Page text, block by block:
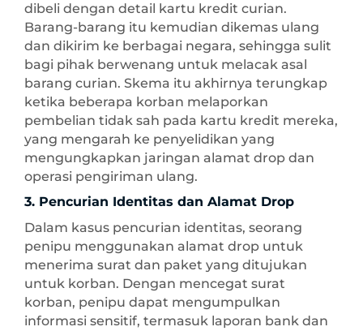
dibeli dengan detail kartu kredit curian.
Barang-barang itu kemudian dikemas ulang
dan dikirim ke berbagai negara, sehingga sulit
bagi pihak berwenang untuk melacak asal
barang curian. Skema itu akhirnya terungkap
ketika beberapa korban melaporkan
pembelian tidak sah pada kartu kredit mereka,
yang mengarah ke penyelidikan yang
mengungkapkan jaringan alamat drop dan
operasi pengiriman ulang.
3. Pencurian Identitas dan Alamat Drop
Dalam kasus pencurian identitas, seorang
penipu menggunakan alamat drop untuk
menerima surat dan paket yang ditujukan
untuk korban. Dengan mencegat surat
korban, penipu dapat mengumpulkan
informasi sensitif, termasuk laporan bank dan